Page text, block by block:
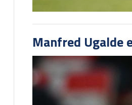
Manfred Ugalde